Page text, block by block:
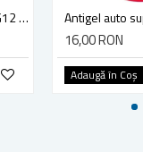
Antigel auto concentrat G12 4max, -30 grade, 1l
16,00 RON
Adaugă în Coş